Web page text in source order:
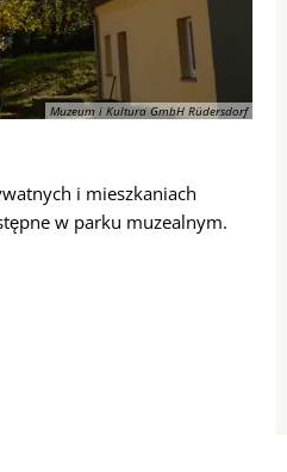
Muzeum i Kultura GmbH Rüdersdorf
i mieszkaniach
w parku muzealnym.